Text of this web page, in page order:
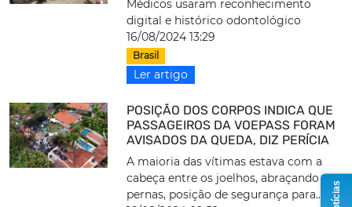
Médicos usaram reconhecimento
digital e histórico odontológico
16/08/2024 13:29
Brasil
Ler artigo
POSIÇÃO DOS CORPOS INDICA QUE
PASSAGEIROS DA VOEPASS FORAM
AVISADOS DA QUEDA, DIZ PERÍCIA
A maioria das vítimas estava com a
cabeça entre os joelhos, abraçando as
pernas, posição de segurança para...